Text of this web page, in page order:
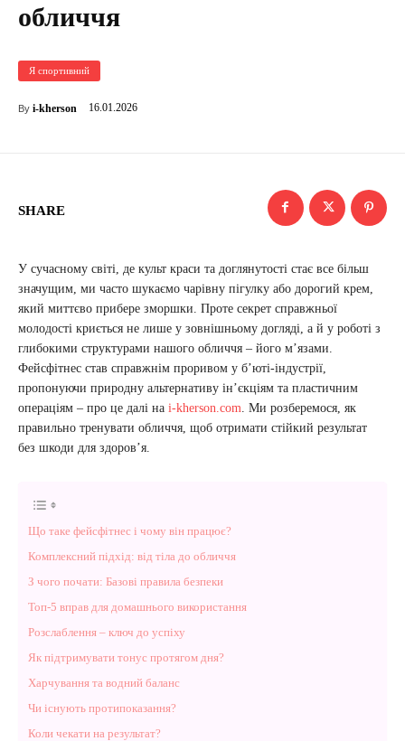
обличчя
Я спортивний
By i-kherson 16.01.2026
SHARE
У сучасному світі, де культ краси та доглянутості стає все більш
значущим, ми часто шукаємо чарівну пігулку або дорогий крем,
який миттєво прибере зморшки. Проте секрет справжньої
молодості криється не лише у зовнішньому догляді, а й у роботі з
глибокими структурами нашого обличчя – його м’язами.
Фейсфітнес став справжнім проривом у б’юті-індустрії,
пропонуючи природну альтернативу ін’єкціям та пластичним
операціям – про це далі на i-kherson.com . Ми розберемося, як
правильно тренувати обличчя, щоб отримати стійкий результат
без шкоди для здоров’я.
Що таке фейсфітнес і чому він працює?
Комплексний підхід: від тіла до обличчя
З чого почати: Базові правила безпеки
Топ-5 вправ для домашнього використання
Розслаблення – ключ до успіху
Як підтримувати тонус протягом дня?
Харчування та водний баланс
Чи існують протипоказання?
Коли чекати на результат?